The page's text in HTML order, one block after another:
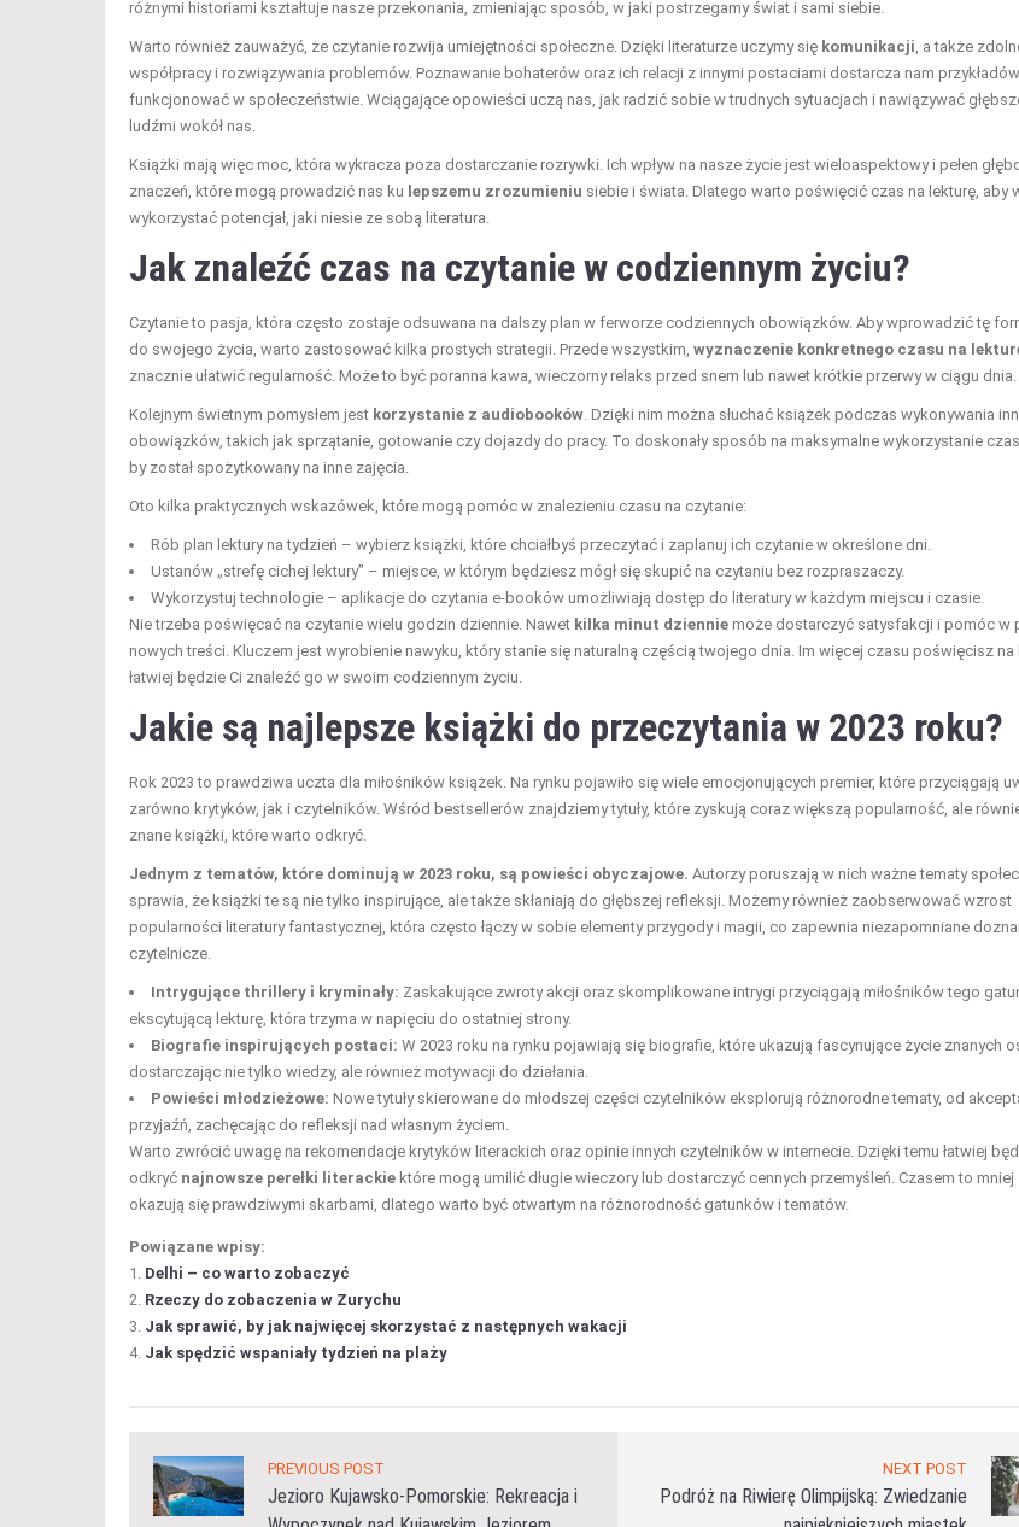
różnymi historiami kształtuje nasze przekonania, zmieniając sposób, w jaki postrzegamy świat i sami siebie.
Warto również zauważyć, że czytanie rozwija umiejętności społeczne. Dzięki literaturze uczymy się komunikacji, a także
współpracy i rozwiązywania problemów. Poznawanie bohaterów oraz ich relacji z innymi postaciami dostarcza nam
funkcjonować w społeczeństwie. Wciągające opowieści uczą nas, jak radzić sobie w trudnych sytuacjach i nawiązywać
ludźmi wokół nas.
Książki mają więc moc, która wykracza poza dostarczanie rozrywki. Ich wpływ na nasze życie jest wieloaspektowy i pełen
znaczeń, które mogą prowadzić nas ku lepszemu zrozumieniu siebie i świata. Dlatego warto poświęcić czas na lekturę, aby
wykorzystać potencjał, jaki niesie ze sobą literatura.
Jak znaleźć czas na czytanie w codziennym życiu?
Czytanie to pasja, która często zostaje odsuwana na dalszy plan w ferworze codziennych obowiązków. Aby wprowadzić tę
do swojego życia, warto zastosować kilka prostych strategii. Przede wszystkim, wyznaczenie konkretnego czasu na
znacznie ułatwić regularność. Może to być poranna kawa, wieczorny relaks przed snem lub nawet krótkie przerwy w ciągu dnia.
Kolejnym świetnym pomysłem jest korzystanie z audiobooków. Dzięki nim można słuchać książek podczas wykonywania
obowiązków, takich jak sprzątanie, gotowanie czy dojazdy do pracy. To doskonały sposób na maksymalne wykorzystanie
by został spożytkowany na inne zajęcia.
Oto kilka praktycznych wskazówek, które mogą pomóc w znalezieniu czasu na czytanie:
Rób plan lektury na tydzień – wybierz książki, które chciałbyś przeczytać i zaplanuj ich czytanie w określone dni.
Ustanów „strefę cichej lektury” – miejsce, w którym będziesz mógł się skupić na czytaniu bez rozpraszaczy.
Wykorzystuj technologie – aplikacje do czytania e-booków umożliwiają dostęp do literatury w każdym miejscu i czasie.
Nie trzeba poświęcać na czytanie wielu godzin dziennie. Nawet kilka minut dziennie może dostarczyć satysfakcji i pomóc w
nowych treści. Kluczem jest wyrobienie nawyku, który stanie się naturalną częścią twojego dnia. Im więcej czasu poświęcisz na
łatwiej będzie Ci znaleźć go w swoim codziennym życiu.
Jakie są najlepsze książki do przeczytania w 2023 roku?
Rok 2023 to prawdziwa uczta dla miłośników książek. Na rynku pojawiło się wiele emocjonujących premier, które przyciągają
zarówno krytyków, jak i czytelników. Wśród bestsellerów znajdziemy tytuły, które zyskują coraz większą popularność, ale
znane książki, które warto odkryć.
Jednym z tematów, które dominują w 2023 roku, są powieści obyczajowe. Autorzy poruszają w nich ważne tematy
sprawia, że książki te są nie tylko inspirujące, ale także skłaniają do głębszej refleksji. Możemy również zaobserwować wzrost
popularności literatury fantastycznej, która często łączy w sobie elementy przygody i magii, co zapewnia niezapomniane
czytelnicze.
Intrygujące thrillery i kryminały: Zaskakujące zwroty akcji oraz skomplikowane intrygi przyciągają miłośników tego
ekscytującą lekturę, która trzyma w napięciu do ostatniej strony.
Biografie inspirujących postaci: W 2023 roku na rynku pojawiają się biografie, które ukazują fascynujące życie znanych
dostarczając nie tylko wiedzy, ale również motywacji do działania.
Powieści młodzieżowe: Nowe tytuły skierowane do młodszej części czytelników eksplorują różnorodne tematy, od
przyjaźń, zachęcając do refleksji nad własnym życiem.
Warto zwrócić uwagę na rekomendacje krytyków literackich oraz opinie innych czytelników w internecie. Dzięki temu łatwiej
odkryć najnowsze perełki literackie które mogą umilić długie wieczory lub dostarczyć cennych przemyśleń. Czasem to mniej
okazują się prawdziwymi skarbami, dlatego warto być otwartym na różnorodność gatunków i tematów.
Powiązane wpisy:
Delhi – co warto zobaczyć
Rzeczy do zobaczenia w Zurychu
Jak sprawić, by jak najwięcej skorzystać z następnych wakacji
Jak spędzić wspaniały tydzień na plaży
PREVIOUS POST
Jezioro Kujawsko-Pomorskie: Rekreacja i
NEXT POST
Podróż na Riwierę Olimpijską: Zwiedzanie